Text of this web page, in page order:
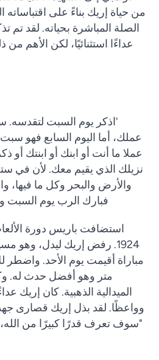
من حياة إريك بناءً على اقتباساته
الصلة المباشرة بحياته. لقد تم
عداءًا استثنائيًا، لكن الأهم
'اذكر يوم السبت لتقدسه.
عملك، أما اليوم السابع فهو
عملا ما أنت أو ابنك أو ابنتك أو
نزيلك الذي يقيم معك. لأن في
والأرض والبحر وكل ما فيها،
فبارك الرب يوم السبت
استضافت باريس دورة
1924. رفض إريك ليدل،
متر وهو أفضل حدث له.
الميدالية الذهبية. كان إريك
وواعظًا. لقد بذل إريك قصارى
"سوف تعرف قدرًا كبيرًا من